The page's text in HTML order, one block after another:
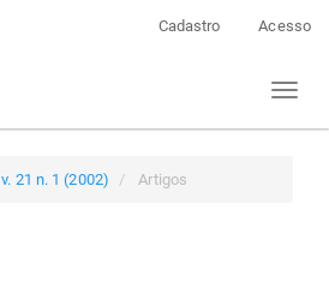
Cadastro Acesso
Toggle
v. 21 n. 1 (2002) Artigos